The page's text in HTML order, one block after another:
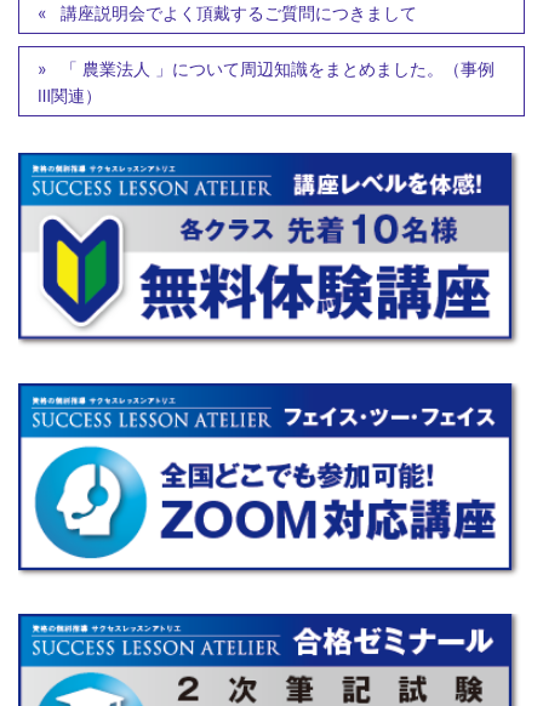
講座説明会でよく頂戴するご質問につきまして
「 農業法人 」について周辺知識をまとめました。（事例
Ⅲ関連）